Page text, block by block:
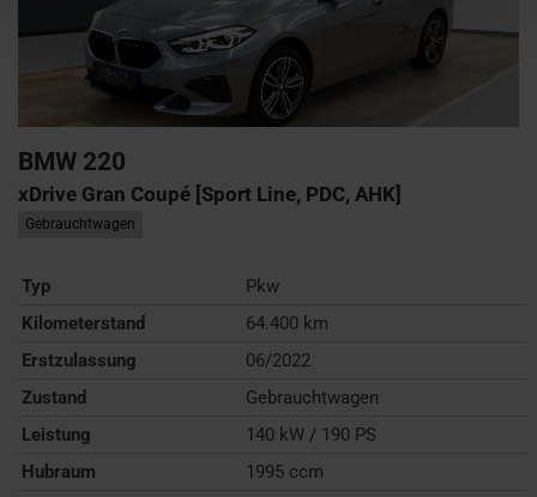
BMW 220
xDrive Gran Coupé [Sport Line, PDC, AHK]
Gebrauchtwagen
Typ
Pkw
Kilometerstand
64.400 km
Erstzulassung
06/2022
Zustand
Gebrauchtwagen
Leistung
140 kW / 190 PS
Hubraum
1995 ccm